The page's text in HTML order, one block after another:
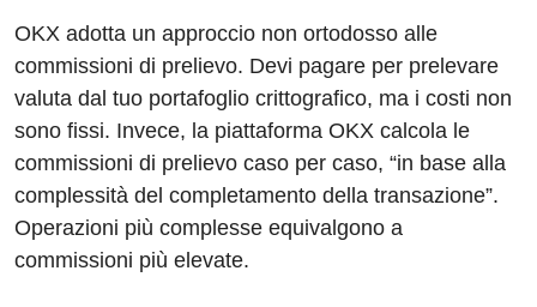
OKX adotta un approccio non ortodosso alle
commissioni di prelievo. Devi pagare per prelevare
valuta dal tuo portafoglio crittografico, ma i costi non
sono fissi. Invece, la piattaforma OKX calcola le
commissioni di prelievo caso per caso, “in base alla
complessità del completamento della transazione”.
Operazioni più complesse equivalgono a
commissioni più elevate.